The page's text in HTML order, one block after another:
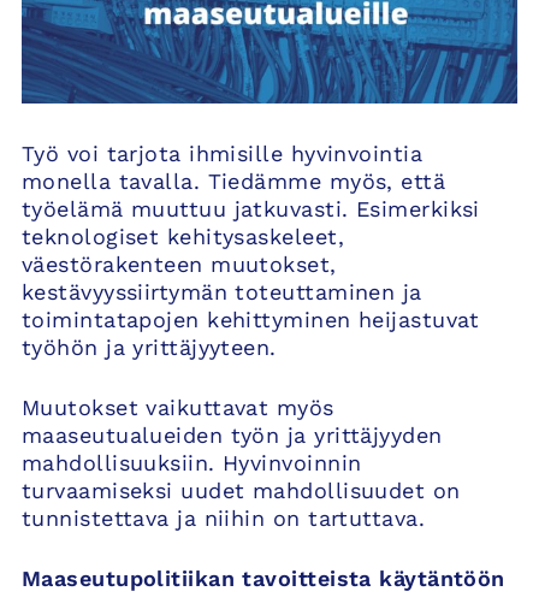
Työ voi tarjota ihmisille hyvinvointia
monella tavalla. Tiedämme myös, että
työelämä muuttuu jatkuvasti. Esimerkiksi
teknologiset kehitysaskeleet,
väestörakenteen muutokset,
kestävyyssiirtymän toteuttaminen ja
toimintatapojen kehittyminen heijastuvat
työhön ja yrittäjyyteen.
Muutokset vaikuttavat myös
maaseutualueiden työn ja yrittäjyyden
mahdollisuuksiin. Hyvinvoinnin
turvaamiseksi uudet mahdollisuudet on
tunnistettava ja niihin on tartuttava.
Maaseutupolitiikan tavoitteista käytäntöön